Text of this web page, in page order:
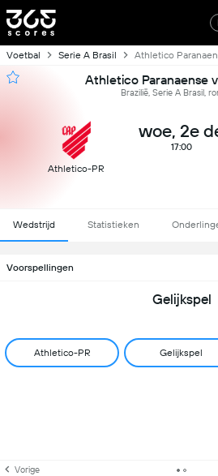
Voetbal Serie A Brasil Athletico
Athletico Paranaense
Brazilië, Serie A Brasil,
Athletico-PR
woe, 2e
17:00
Wedstrijd Statistieken
Voorspellingen
Gelijkspel
Athletico-PR Gelijkspel
Vorige